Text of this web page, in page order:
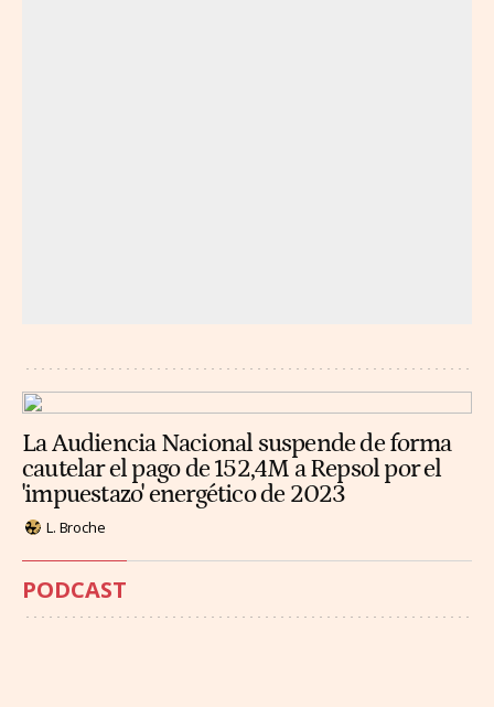
La Audiencia Nacional suspende de forma
cautelar el pago de 152,4M a Repsol por el
'impuestazo' energético de 2023
L. Broche
PODCAST